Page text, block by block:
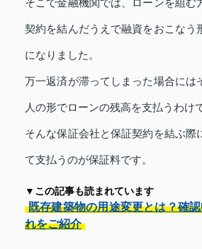
契約を結んだうえで融資をおこなう
になりました。
万一返済が滞ってしまった場合には
人の形でローンの残高を支払うわけ
そんな保証会社と保証契約を結ぶ際
て支払うのが保証料です。
▼この記事も読まれています
既存建築物の用途変更とは？確
れをご紹介